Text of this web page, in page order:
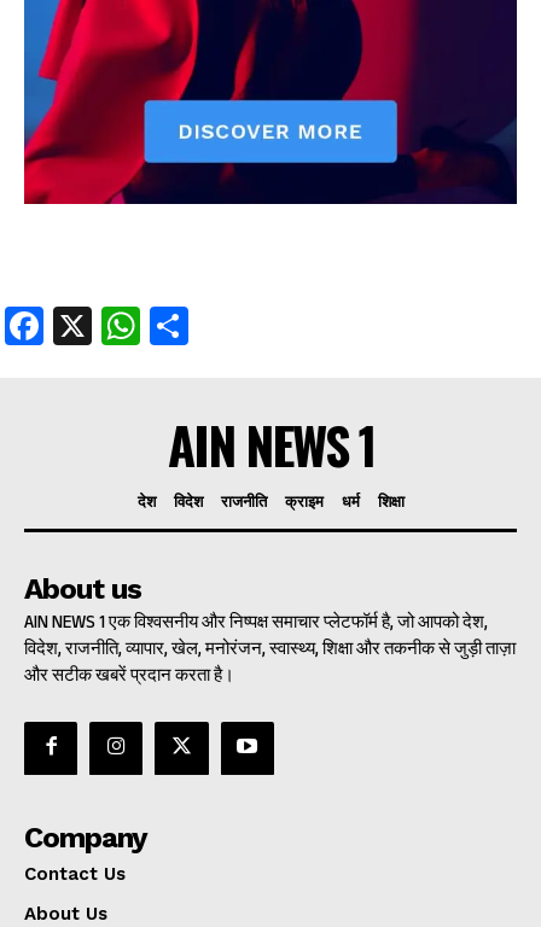
Facebook
X WhatsApp
AIN NEWS 1
देश विदेश राजनीति क्राइम धर्म शिक्षा
About us
AIN NEWS 1 एक विश्वसनीय और निष्पक्ष समाचार प्लेटफॉर्म है, जो आपको देश,
विदेश, राजनीति, व्यापार, खेल, मनोरंजन, स्वास्थ्य, शिक्षा और तकनीक से जुड़ी ताज़ा
और सटीक खबरें प्रदान करता है।
Company
Contact Us
About Us